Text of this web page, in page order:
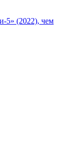
5» (2022), чем